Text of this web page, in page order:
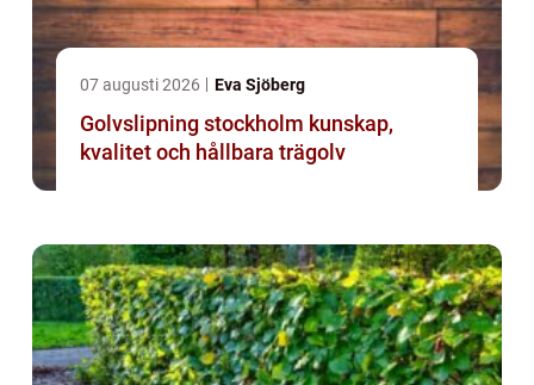
07 augusti 2026 Eva Sjöberg
Golvslipning stockholm kunskap,
kvalitet och hållbara trägolv